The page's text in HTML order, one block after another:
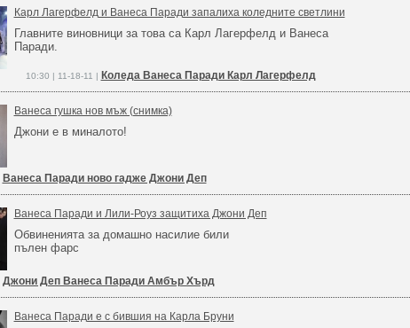
Карл Лагерфелд и Ванеса Паради запалиха коледните светлини
Главните виновници за това са Карл Лагерфелд и Ванеса
Паради.
10:30 | 11-18-11 | Коледа Ванеса Паради Карл Лагерфелд
Ванеса гушка нов мъж (снимка)
Джони е в миналото!
Ванеса Паради ново гадже Джони Деп
Ванеса Паради и Лили-Роуз защитиха Джони Деп
Обвиненията за домашно насилие били
пълен фарс
Джони Деп Ванеса Паради Амбър Хърд
Ванеса Паради е с бившия на Карла Бруни